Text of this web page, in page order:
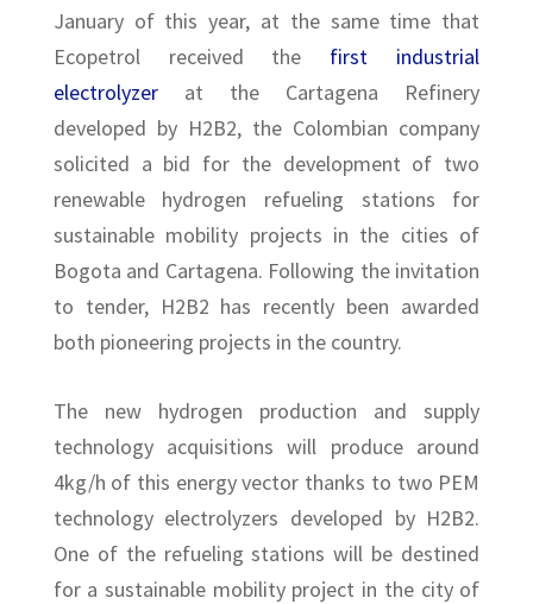
January of this year, at the same time that
Ecopetrol received the first industrial
electrolyzerat the Cartagena Refinery
developed by H2B2, the Colombian company
solicited a bid for the development of two
renewable hydrogen refueling stations for
sustainable mobility projects in the cities of
Bogota and Cartagena. Following the invitation
to tender, H2B2 has recently been awarded
both pioneering projects in the country.
The new hydrogen production and supply
technology acquisitions will produce around
4kg/h of this energy vector thanks to two PEM
technology electrolyzers developed by H2B2.
One of the refueling stations will be destined
for a sustainable mobility project in the city of